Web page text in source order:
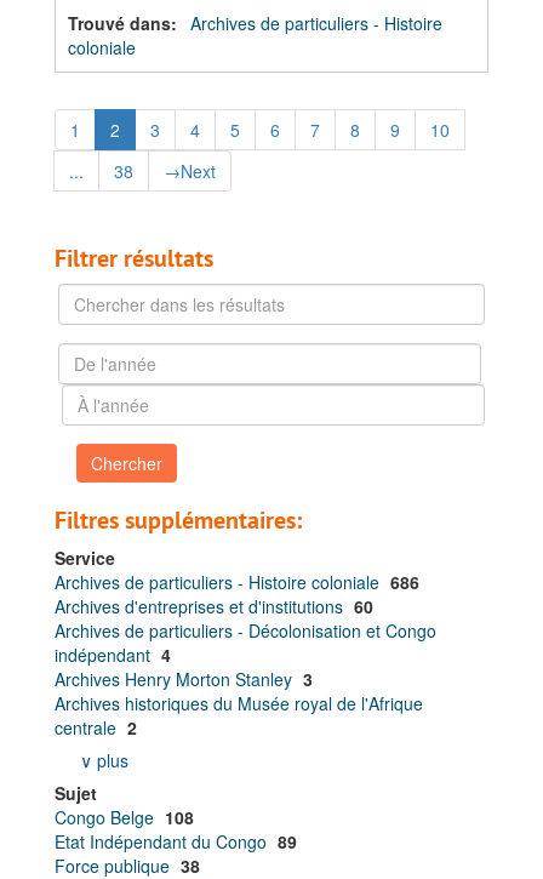
Trouvé dans: Archives de particuliers - Histoire
coloniale
1 2 3 4 5 6 7 8 9
10
...
38 →Next
Filtrer résultats
Chercher
dans
les
résultats
De
l'année
À
l'année
Filtres supplémentaires:
Service
Archives de particuliers - Histoire coloniale 686
Archives d'entreprises et d'institutions 60
Archives de particuliers - Décolonisation et Congo
indépendant 4
Archives Henry Morton Stanley 3
Archives historiques du Musée royal de l'Afrique
centrale 2
∨ plus
Sujet
Congo Belge 108
Etat Indépendant du Congo 89
Force publique 38